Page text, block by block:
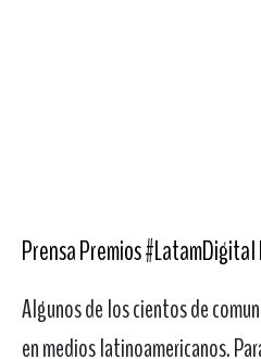
Prensa Premios
Algunos de los cientos de
en medios latinoamericanos.